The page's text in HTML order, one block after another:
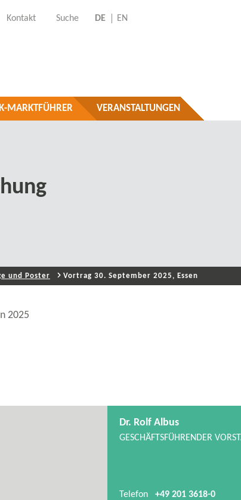
Kontakt Suche DE EN
MARKTFÜHRER VERANSTALTUNGEN
und Poster Vortrag 30. September 2025, Essen
2025
Dr. Rolf Albus
GESCHÄFTSFÜHRENDER
Telefon +49 201 3618-0